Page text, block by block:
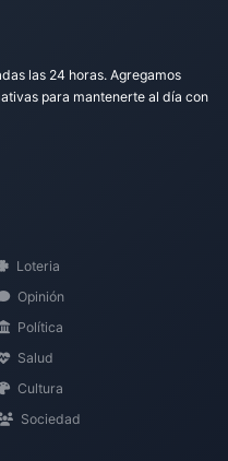
las 24 horas. Agregamos
para mantenerte al día con
Loteria
Opinión
Política
Salud
Cultura
Sociedad